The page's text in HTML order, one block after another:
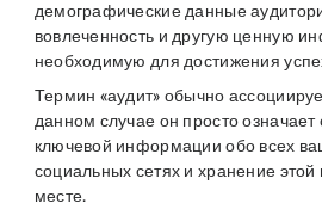
демографические данные
вовлеченность и другую ценную
необходимую для достижения
Термин «аудит» обычно
данном случае он просто означает
ключевой информации обо всех
социальных сетях и хранение
месте.